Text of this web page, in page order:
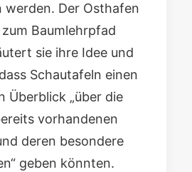
werden. Der Osthafen
Baumlehrpfad
sie ihre Idee und
Schautafeln einen
Überblick „über die
vorhandenen
deren besondere
geben könnten.